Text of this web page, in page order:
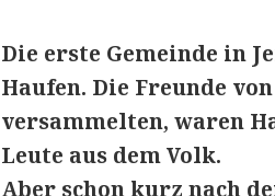
Die erste Gemeinde in
Haufen. Die Freunde
versammelten, waren
Leute aus dem Volk.
Aber schon kurz nach